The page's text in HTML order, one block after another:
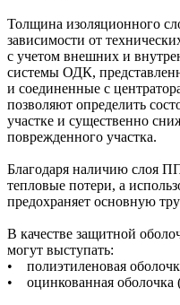
Толщина изоляционного
зависимости от
с учетом внешних и
системы ОДК,
и соединенные с
позволяют определить
участке и существенно
поврежденного участка.
Благодаря наличию слоя
тепловые потери, а
предохраняет основную
В качестве защитной
могут выступать:
• полиэтиленовая
• оцинкованная